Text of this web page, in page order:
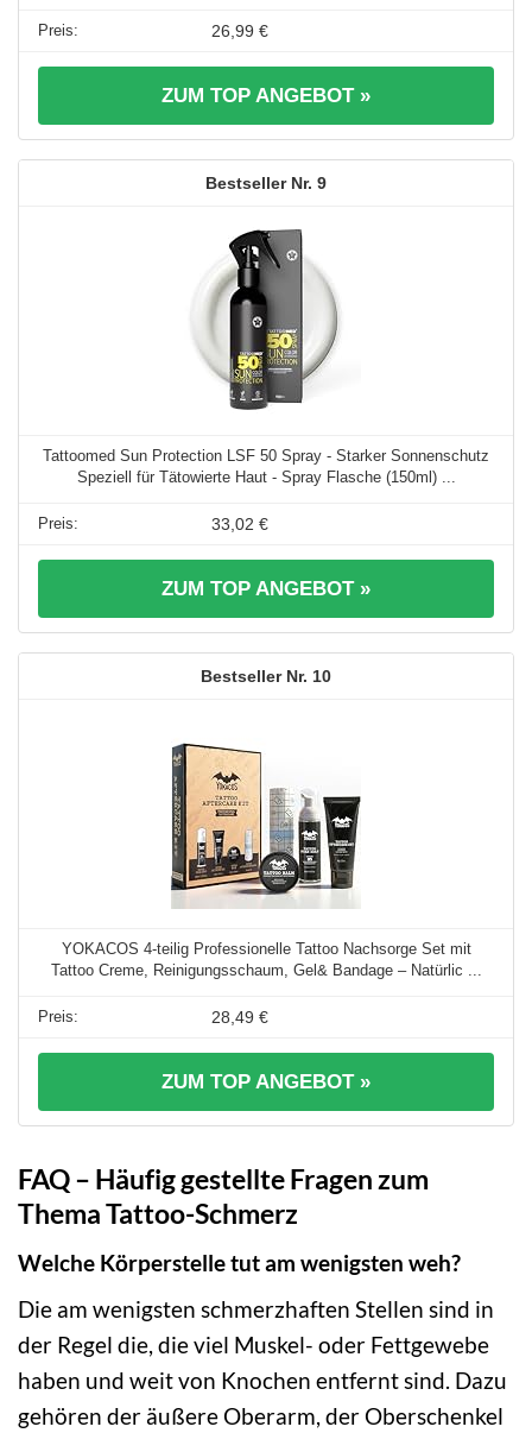
26,99 €
ZUM TOP ANGEBOT »
9
Tattoomed Sun Protection LSF 50 Spray - Starker Sonnenschutz
Speziell für Tätowierte Haut - Spray Flasche (150ml) ...
33,02 €
ZUM TOP ANGEBOT »
10
YOKACOS 4-teilig Professionelle Tattoo Nachsorge Set mit
Tattoo Creme, Reinigungsschaum, Gel& Bandage – Natürlic ...
28,49 €
ZUM TOP ANGEBOT »
FAQ – Häufig gestellte Fragen zum
Thema Tattoo-Schmerz
Welche Körperstelle tut am wenigsten weh?
Die am wenigsten schmerzhaften Stellen sind in
der Regel die, die viel Muskel- oder Fettgewebe
haben und weit von Knochen entfernt sind. Dazu
gehören der äußere Oberarm, der Oberschenkel